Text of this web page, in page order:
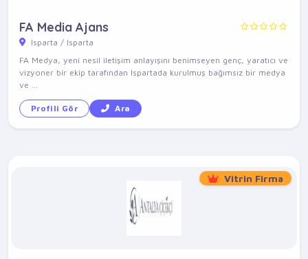
FA Media Ajans
Isparta / Isparta
FA Medya, yeni nesil iletişim anlayışını benimseyen genç, yaratıcı ve
vizyoner bir ekip tarafından Ispartada kurulmuş bağımsız bir medya
ve ...
Profili Gör Ara
Vitrin Firma